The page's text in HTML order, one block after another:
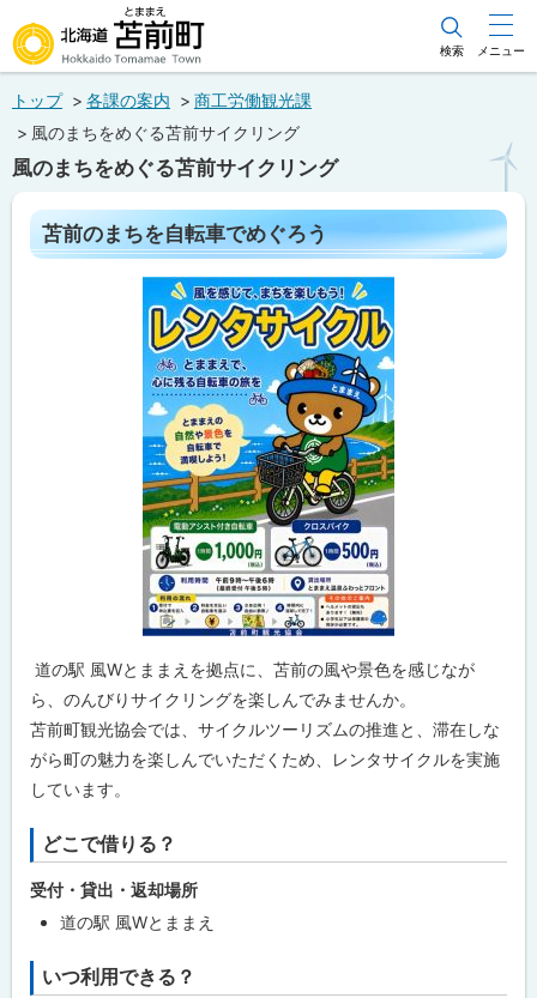
文
メ
ュ
北海道苫前町
Hokkaido Tomamae Town
検索 メニュー
トップ 各課の案内
商工労働観光課
風のまちをめぐる苫前サイクリング
風のまちをめぐる苫前サイクリング
ペ
ー
ジ
合
わ
せ
先
担
当
窓
苫前のまちを自転車でめぐろう
道の駅 風Wとままえを拠点に、苫前の風や景色を感じなが
ら、のんびりサイクリングを楽しんでみませんか。
苫前町観光協会では、サイクルツーリズムの推進と、滞在しな
がら町の魅力を楽しんでいただくため、レンタサイクルを実施
しています。
どこで借りる？
受付・貸出・返却場所
道の駅 風Wとままえ
いつ利用できる？